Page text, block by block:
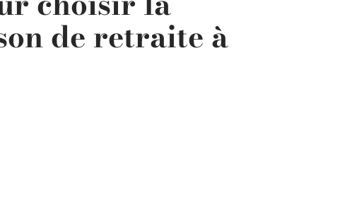
de retraite à